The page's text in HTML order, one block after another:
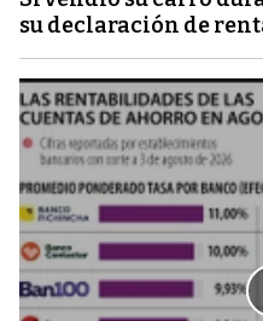
su declaración de